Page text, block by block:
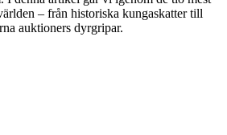
– från historiska kungaskatter till
auktioners dyrgripar.